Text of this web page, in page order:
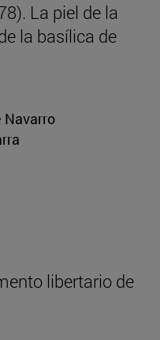
La piel de la
la basílica de
Navarro
libertario de